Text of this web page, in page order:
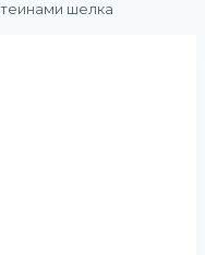
шелка